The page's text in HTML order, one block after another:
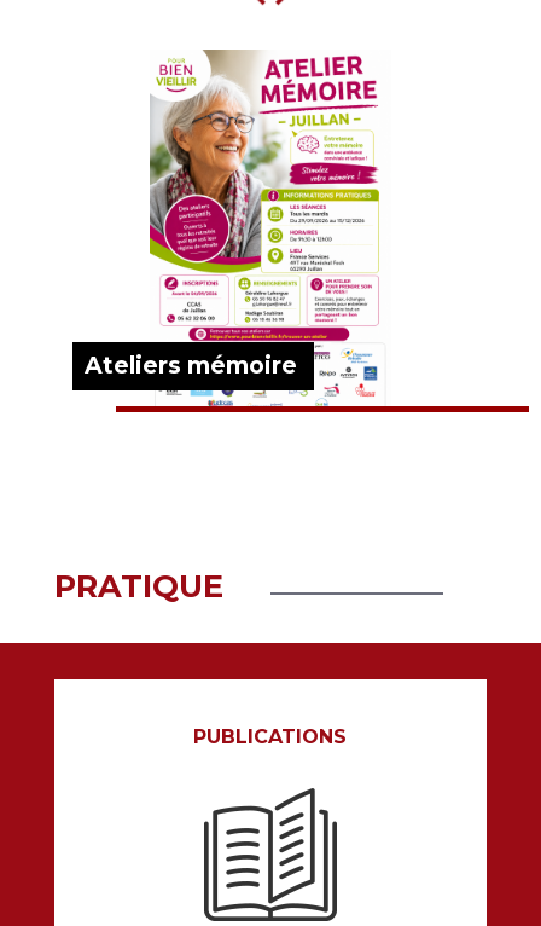
Ateliers mémoire
PRATIQUE
PUBLICATIONS